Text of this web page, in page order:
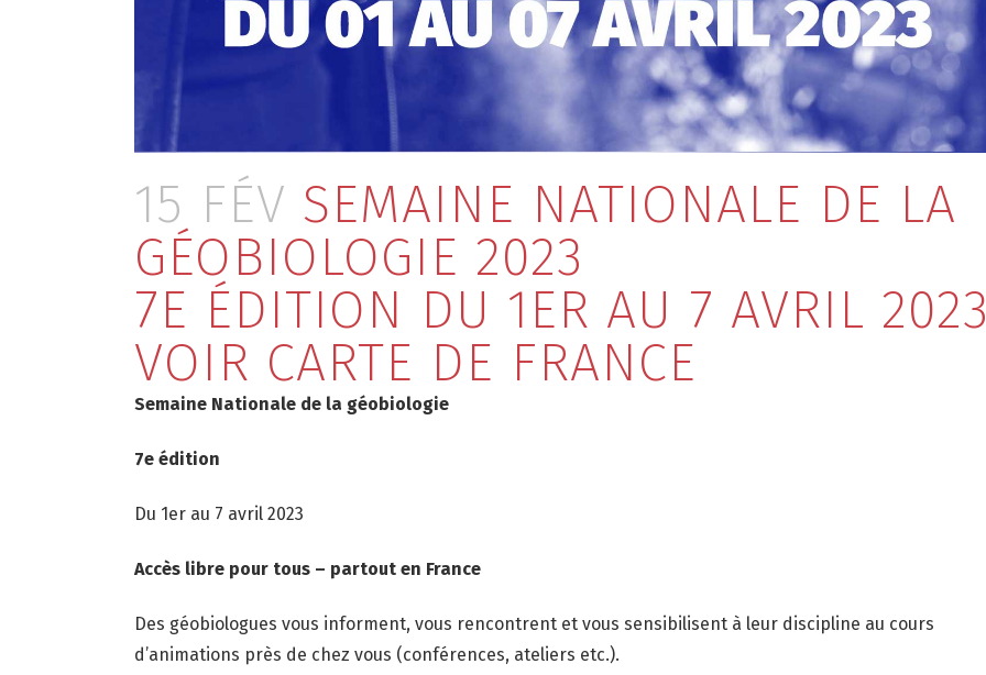
15 FÉV SEMAINE NATIONALE DE LA
GÉOBIOLOGIE 2023
7E ÉDITION DU 1ER AU 7 AVRIL 2023
VOIR CARTE DE FRANCE
Semaine Nationale de la géobiologie
7e édition
Du 1er au 7 avril 2023
Accès libre pour tous – partout en France
Des géobiologues vous informent, vous rencontrent et vous sensibilisent à leur discipline au cours
d’animations près de chez vous (conférences, ateliers etc.).